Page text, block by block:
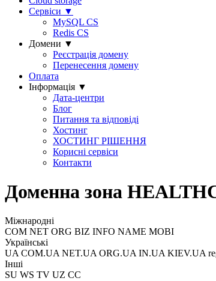
Сервіси ▼
MySQL CS
Redis CS
Домени ▼
Реєстрація домену
Перенесення домену
Оплата
Інформація ▼
Дата-центри
Блог
Питання та відповіді
Хостинг
ХОСТИНГ РІШЕННЯ
Корисні сервіси
Контакти
Доменна зона
Міжнародні
COM NET ORG BIZ INFO NAME MOBI
Українські
UA COM.UA NET.UA ORG.UA IN.UA KIEV.UA
Інші
SU WS TV UZ CC